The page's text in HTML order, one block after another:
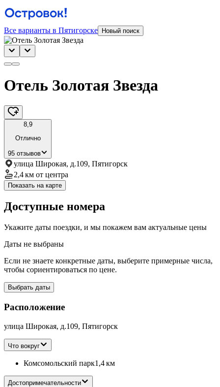
Все варианты в Пятигорске Новый поиск
Отель Золотая Звезда
8,9
Отлично
95 отзывов
улица Широкая, д.109, Пятигорск
2,4 км от центра
Показать на карте
Доступные номера
Укажите даты поездки, и мы покажем вам актуальные цены
Даты не выбраны
Если не знаете конкретные даты, выберите примерные числа,
чтобы сориентироваться по цене.
Выбрать даты
Расположение
улица Широкая, д.109, Пятигорск
Что вокруг
Комсомольский парк1,4 км
Достопримечательности